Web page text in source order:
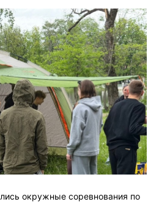
окружные соревнования по